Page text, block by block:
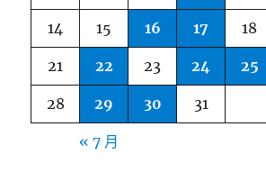
14 15 16 17 18
21 22 23 24 25
28 29 30 31
« 7 月